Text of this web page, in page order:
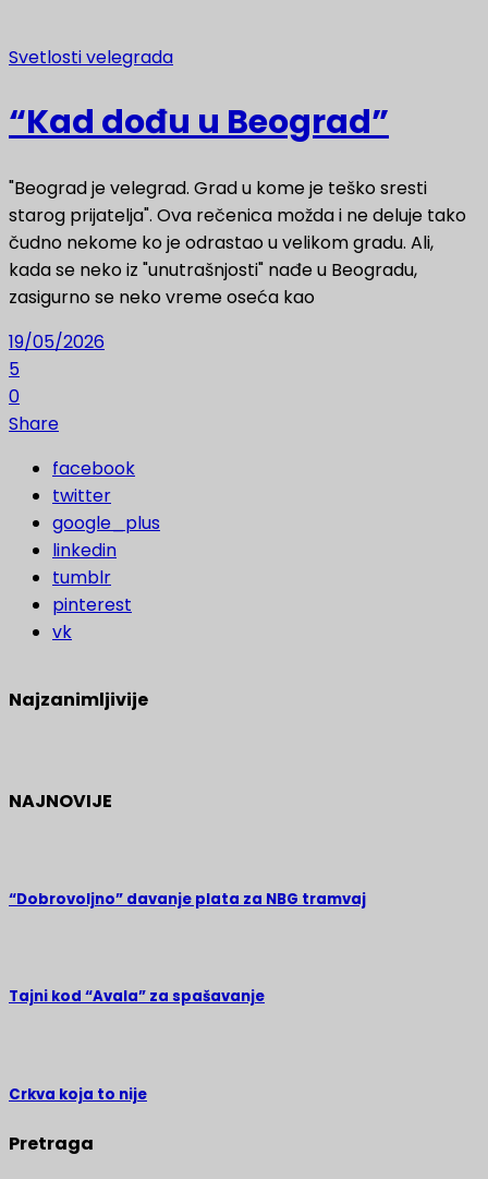
Svetlosti velegrada
“Kad dođu u Beograd”
"Beograd je velegrad. Grad u kome je teško sresti
starog prijatelja". Ova rečenica možda i ne deluje tako
čudno nekome ko je odrastao u velikom gradu. Ali,
kada se neko iz "unutrašnjosti" nađe u Beogradu,
zasigurno se neko vreme oseća kao
19/05/2026
5
0
Share
facebook
twitter
google_plus
linkedin
tumblr
pinterest
vk
Najzanimljivije
NAJNOVIJE
“Dobrovoljno” davanje plata za NBG tramvaj
Tajni kod “Avala” za spašavanje
Crkva koja to nije
Pretraga